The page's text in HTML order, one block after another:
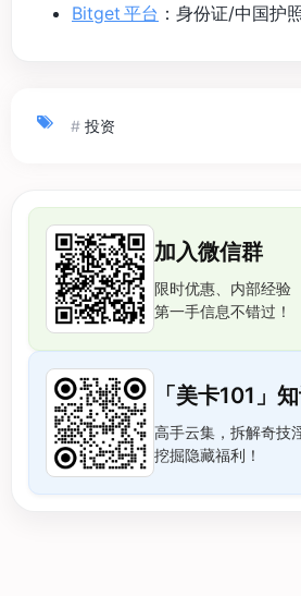
Bitget 平台 ：身份证/中国护
# 投资
加入微信群
限时优惠、内部经验
第一手信息不错过！
「美卡101」
高手云集，拆解奇技
挖掘隐藏福利！